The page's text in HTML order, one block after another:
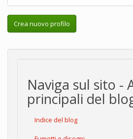
Crea nuovo profilo
Naviga sul sito -
principali del
Indice del blog